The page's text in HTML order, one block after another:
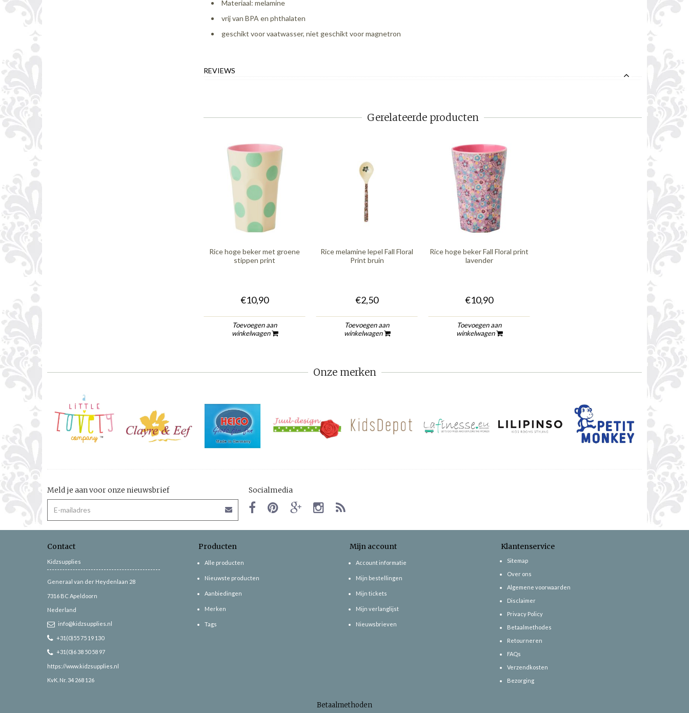
Materiaal: melamine
vrij van BPA en phthalaten
geschikt voor vaatwasser, niet geschikt voor magnetron
REVIEWS
Gerelateerde producten
Rice hoge beker met groene
stippen print
€10,90
Toevoegen aan
winkelwagen
Rice melamine lepel Fall Floral
Print bruin
€2,50
Toevoegen aan
winkelwagen
Rice hoge beker Fall Floral print
lavender
€10,90
Toevoegen aan
winkelwagen
Onze merken
Meld je aan voor onze nieuwsbrief Socialmedia
Contact
Kidzsupplies
Generaal van der Heydenlaan 28
7316 BC Apeldoorn
Nederland
info@kidzsupplies.nl
+31(0)55 75 19 130
+31(0)6 38 50 58 97
https://www.kidzsupplies.nl
KvK. Nr. 34 268 126
Producten
Alle producten
Nieuwste producten
Aanbiedingen
Merken
Tags
Mijn account
Account informatie
Mijn bestellingen
Mijn tickets
Mijn verlanglijst
Nieuwsbrieven
Klantenservice
Sitemap
Over ons
Algemene voorwaarden
Disclaimer
Privacy Policy
Betaalmethodes
Retourneren
FAQs
Verzendkosten
Bezorging
Betaalmethoden